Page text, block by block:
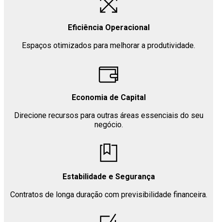
Eficiência Operacional
Espaços otimizados para melhorar a produtividade.
Economia de Capital
Direcione recursos para outras áreas essenciais do seu
negócio.
Estabilidade e Segurança
Contratos de longa duração com previsibilidade financeira.